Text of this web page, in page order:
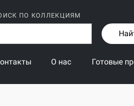
ПО КОЛЛЕКЦИЯМ
О нас Готовые